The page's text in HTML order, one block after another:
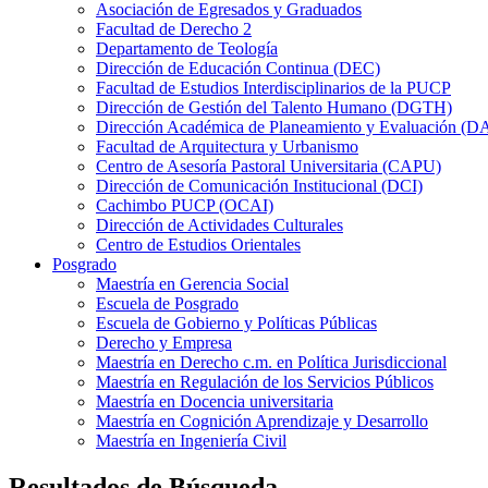
Asociación de Egresados y Graduados
Facultad de Derecho 2
Departamento de Teología
Dirección de Educación Continua (DEC)
Facultad de Estudios Interdisciplinarios de la PUCP
Dirección de Gestión del Talento Humano (DGTH)
Dirección Académica de Planeamiento y Evaluación
Facultad de Arquitectura y Urbanismo
Centro de Asesoría Pastoral Universitaria (CAPU)
Dirección de Comunicación Institucional (DCI)
Cachimbo PUCP (OCAI)
Dirección de Actividades Culturales
Centro de Estudios Orientales
Posgrado
Maestría en Gerencia Social
Escuela de Posgrado
Escuela de Gobierno y Políticas Públicas
Derecho y Empresa
Maestría en Derecho c.m. en Política Jurisdiccional
Maestría en Regulación de los Servicios Públicos
Maestría en Docencia universitaria
Maestría en Cognición Aprendizaje y Desarrollo
Maestría en Ingeniería Civil